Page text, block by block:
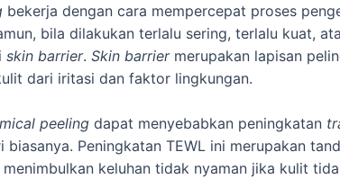
bekerja dengan cara mempercepat proses
bila dilakukan terlalu sering, terlalu kuat,
skin barrier. Skin barriermerupakan lapisan
dari iritasi dan faktor lingkungan.
peeling dapat menyebabkan peningkatan
Peningkatan TEWL ini merupakan
keluhan tidak nyaman jika kulit